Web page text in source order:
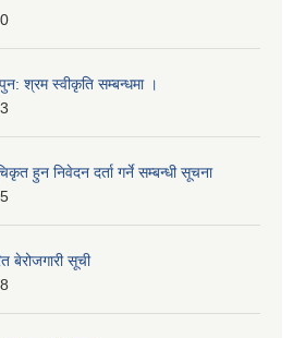
श्रम स्वीकृति सम्बन्धमा ।
हुन निवेदन दर्ता गर्ने सम्बन्धी सूचना
बेरोजगारी सूची